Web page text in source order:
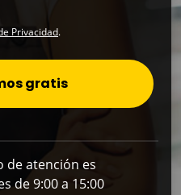
Privacidad.
gratis
de atención es
de 9:00 a 15:00